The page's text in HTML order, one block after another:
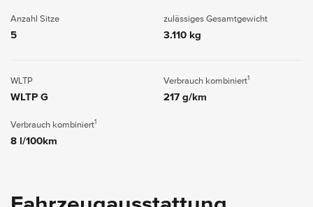
Anzahl Sitze
5
zulässiges Gesamtgewicht
3.110 kg
WLTP
WLTP G
Verbrauch kombiniert1
217 g/km
Verbrauch kombiniert1
8 l/100km